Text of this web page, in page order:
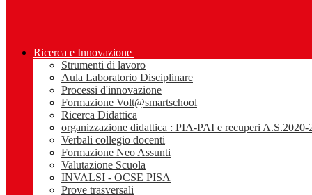
Ricerca e Innovazione
Strumenti di lavoro
Aula Laboratorio Disciplinare
Processi d'innovazione
Formazione Volt@smartschool
Ricerca Didattica
organizzazione didattica : PIA-PAI e recuperi A.S.2020-
Verbali collegio docenti
Formazione Neo Assunti
Valutazione Scuola
INVALSI - OCSE PISA
Prove trasversali